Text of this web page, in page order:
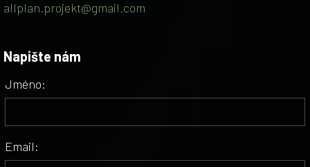
allplan.projekt@gmail.com
Napište nám
Jméno:
Email: